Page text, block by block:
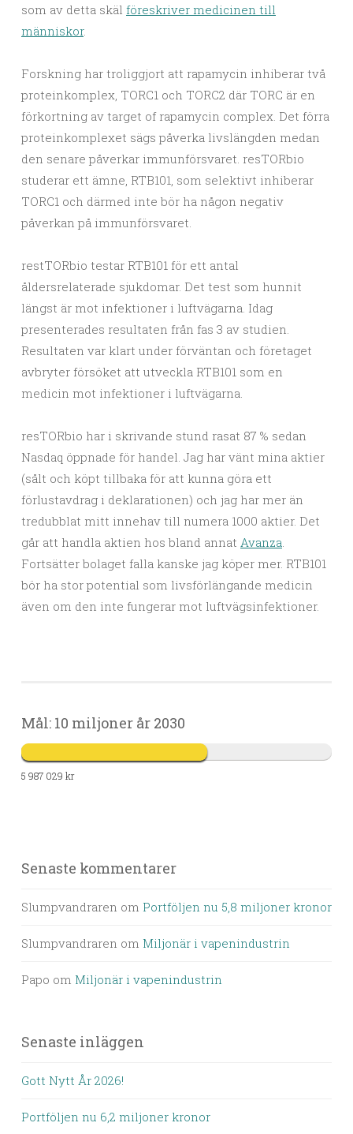
som av detta skäl föreskriver medicinen till
människor.
Forskning har troliggjort att rapamycin inhiberar två
proteinkomplex, TORC1 och TORC2 där TORC är en
förkortning av target of rapamycin complex. Det förra
proteinkomplexet sägs påverka livslängden medan
den senare påverkar immunförsvaret. resTORbio
studerar ett ämne, RTB101, som selektivt inhiberar
TORC1 och därmed inte bör ha någon negativ
påverkan på immunförsvaret.
restTORbio testar RTB101 för ett antal
åldersrelaterade sjukdomar. Det test som hunnit
längst är mot infektioner i luftvägarna. Idag
presenterades resultaten från fas 3 av studien.
Resultaten var klart under förväntan och företaget
avbryter försöket att utveckla RTB101 som en
medicin mot infektioner i luftvägarna.
resTORbio har i skrivande stund rasat 87 % sedan
Nasdaq öppnade för handel. Jag har vänt mina aktier
(sålt och köpt tillbaka för att kunna göra ett
förlustavdrag i deklarationen) och jag har mer än
tredubblat mitt innehav till numera 1000 aktier. Det
går att handla aktien hos bland annat Avanza
Fortsätter bolaget falla kanske jag köper mer. RTB101
bör ha stor potential som livsförlängande medicin
även om den inte fungerar mot luftvägsinfektioner.
Mål: 10 miljoner år 2030
5 987 029 kr
Senaste kommentarer
Slumpvandraren om Portföljen nu 5,8 miljoner kronor
Slumpvandraren om Miljonär i vapenindustrin
Papo om Miljonär i vapenindustrin
Senaste inläggen
Gott Nytt År 2026!
Portföljen nu 6,2 miljoner kronor